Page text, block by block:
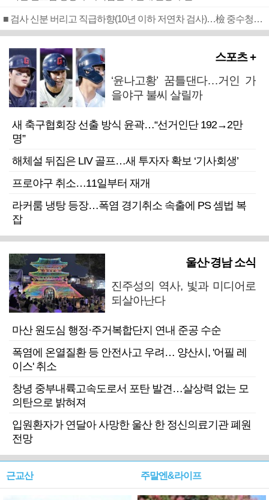
■ 검사 신분 버리고 직급하향(10년 이하 저연차 검사)…檢 중수청행 기피
스포츠 +
‘윤나고황’ 꿈틀댄다…거인 가
을야구 불씨 살릴까
새 축구협회장 선출 방식 윤곽…“선거인단 192→2만
명”
해체설 뒤집은 LIV 골프…새 투자자 확보 ‘기사회생’
프로야구 취소…11일부터 재개
라커룸 냉탕 등장…폭염 경기취소 속출에 PS 셈법 복
잡
울산·경남 소식
진주성의 역사, 빛과 미디어로
되살아난다
마산 원도심 행정·주거복합단지 연내 준공 수순
폭염에 온열질환 등 안전사고 우려… 양산시, '어필 레
이스' 취소
창녕 중부내륙고속도로서 포탄 발견…살상력 없는 모
의탄으로 밝혀져
입원환자가 연달아 사망한 울산 한 정신의료기관 폐원
전망
근교산 주말엔&라이프